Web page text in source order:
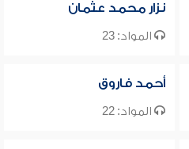
نزار محمد عثمان
المواد: 23
أحمد فاروق
المواد: 22